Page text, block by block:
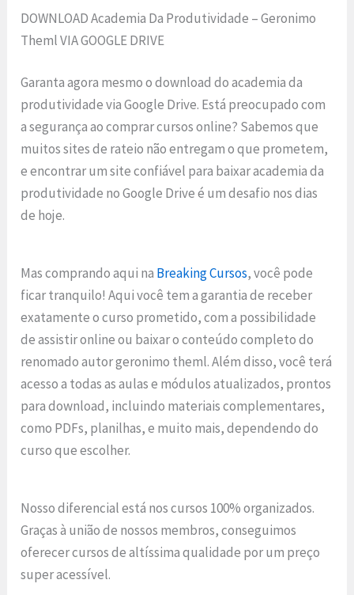
DOWNLOAD Academia Da Produtividade – Geronimo
Theml VIA GOOGLE DRIVE
Garanta agora mesmo o download do academia da
produtividade via Google Drive. Está preocupado com
a segurança ao comprar cursos online? Sabemos que
muitos sites de rateio não entregam o que prometem,
e encontrar um site confiável para baixar academia da
produtividade no Google Drive é um desafio nos dias
de hoje.
Mas comprando aqui na Breaking Cursos, você pode
ficar tranquilo! Aqui você tem a garantia de receber
exatamente o curso prometido, com a possibilidade
de assistir online ou baixar o conteúdo completo do
renomado autor geronimo theml. Além disso, você terá
acesso a todas as aulas e módulos atualizados, prontos
para download, incluindo materiais complementares,
como PDFs, planilhas, e muito mais, dependendo do
curso que escolher.
Nosso diferencial está nos cursos 100% organizados.
Graças à união de nossos membros, conseguimos
oferecer cursos de altíssima qualidade por um preço
super acessível.